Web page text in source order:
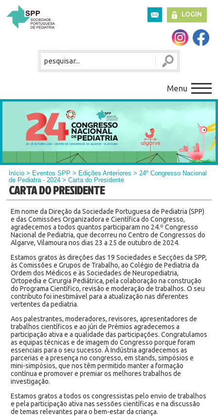
LOGIN
Menu
Início > Eventos SPP > Edições Anteriores >24º Congresso Nacional
de Pediatra - 2024 > Carta do Presidente
CARTA DO PRESIDENTE
Em nome da Direção da Sociedade Portuguesa de Pediatria (SPP)
e das Comissões Organizadora e Científica do Congresso,
agradecemos a todos quantos participaram no 24.º Congresso
Nacional de Pediatria, que decorreu no Centro de Congressos do
Algarve, Vilamoura nos dias 23 a 25 de outubro de 2024.
Estamos gratos às direções das 19 Sociedades e Secções da SPP,
às Comissões e Grupos de Trabalho, ao Colégio de Pediatria da
Ordem dos Médicos e às Sociedades de Neuropediatria,
Ortopedia e Cirurgia Pediátrica, pela colaboração na construção
do Programa Científico, revisão e moderação de trabalhos. O seu
contributo foi inestimável para a atualização nas diferentes
vertentes da pediatria.
Aos palestrantes, moderadores, revisores, apresentadores de
trabalhos científicos e ao júri de Prémios agradecemos a
participação ativa e a qualidade das participações. Congratulamos
as equipas técnicas e de imagem do Congresso porque foram
essenciais para o seu sucesso. À Indústria agradecemos as
parcerias e a presença no congresso, em stands, simpósios e
mini-simpósios, que nos têm permitido manter a formação
contínua e promover e premiar os melhores trabalhos de
investigação.
Estamos gratos a todos os congressistas pelo envio de trabalhos
e pela participação ativa nas sessões científicas e na discussão
de temas relevantes para o bem-estar da criança.